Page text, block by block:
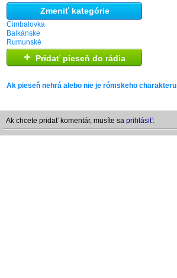
Zmeniť kategórie
Cimbalovka
Balkánske
Rumunské
+ Pridať pieseň do rádia
Ak pieseň nehrá alebo nie je rómskeho charakteru
Ak chcete pridať komentár, musíte sa prihlásiť: